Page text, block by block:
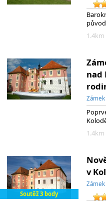
1.4km
nad
Zámek
1.4km
Soutěž 3 body
v
Zámek